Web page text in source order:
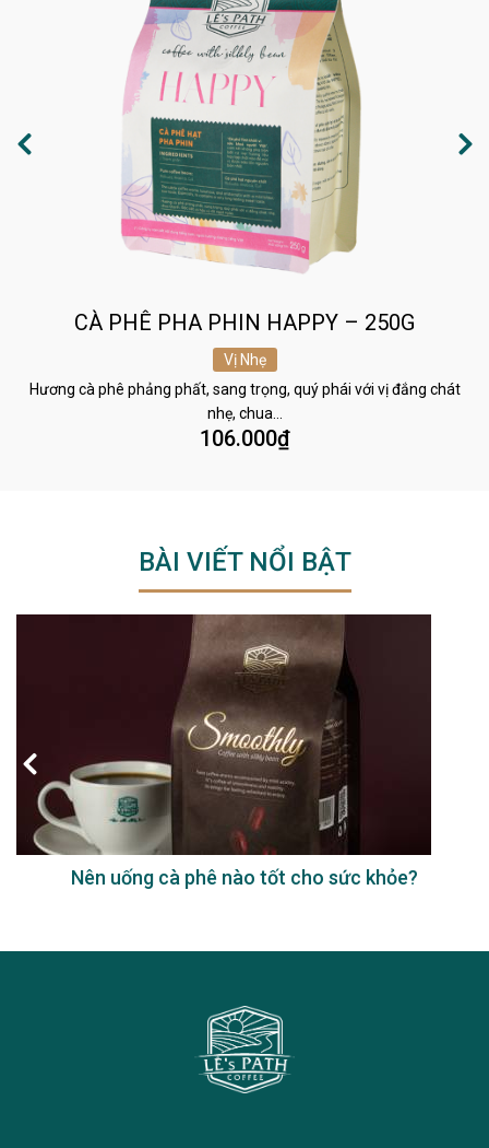
CÀ PHÊ PHA PHIN HAPPY – 250G
Vị Nhẹ
Hương cà phê phảng phất, sang trọng, quý phái với vị đắng chát
nhẹ, chua…
106.000₫
BÀI VIẾT NỔI BẬT
Nên uống cà phê nào tốt cho sức khỏe?